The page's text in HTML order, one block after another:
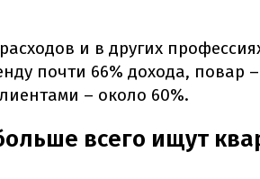
и в других
почти 66% дохода, повар
– около 60%.
всего ищут